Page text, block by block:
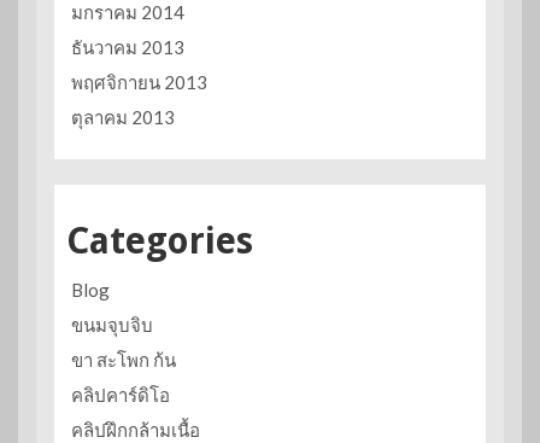
มกราคม 2014
ธันวาคม 2013
พฤศจิกายน 2013
ตุลาคม 2013
Categories
Blog
ขนมจุบจิบ
ขา สะโพก ก้น
คลิปคาร์ดิโอ
คลิปฝึกกล้ามเนื้อ